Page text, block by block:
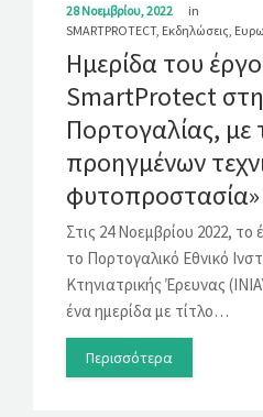
28 Νοεμβρίου, 2022
in
SMARTPROTECT, Εκδηλώσεις
Ημερίδα του
SmartProtect
Πορτογαλίας, με
προηγμένων
φυτοπροστασία»
Στις 24 Νοεμβρίου 2022,
το Πορτογαλικό Εθνικό
Κτηνιατρικής Έρευνας
ένα ημερίδα με τίτλο…
Περισσότερα